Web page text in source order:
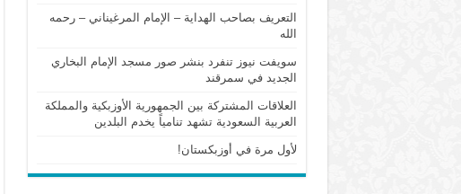
التعريف بصاحب الهداية – الإمام المرغيناني – رحمه
الله
سويفت نيوز تنفرد بنشر صور مسجد الإمام البخاري
الجديد في سمرقند
العلاقات المشتركة بين الجمهورية الأوزبكية والمملكة
العربية السعودية تشهد تنامياً يخدم البلدين
لأول مرة في أوزبكستان!